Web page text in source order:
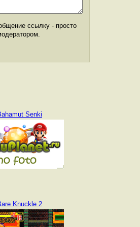
ссылку - просто
Senki
Knuckle 2